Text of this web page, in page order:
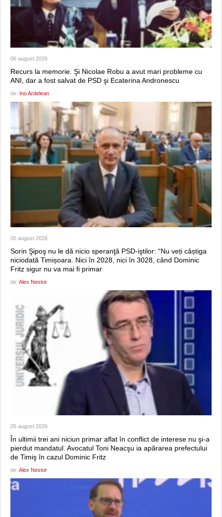
06 august 2026
Recurs la memorie. Şi Nicolae Robu a avut mari probleme cu
ANI, dar a fost salvat de PSD şi Ecaterina Andronescu
de: Ino Ardelean
05 august 2026
Sorin Şipoş nu le dă nicio speranţă PSD-iştilor: “Nu veți câștiga
niciodată Timișoara. Nici în 2028, nici în 3028, când Dominic
Fritz sigur nu va mai fi primar
de: Alex Nestor
05 august 2026
În ultimii trei ani niciun primar aflat în conflict de interese nu şi-a
pierdut mandatul. Avocatul Toni Neacşu ia apărarea prefectului
de Timiş în cazul Dominic Fritz
de: Alex Nestor